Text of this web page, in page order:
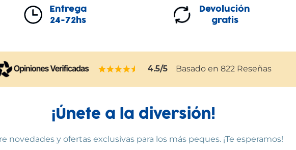
Entrega
24-72hs
Devolución
gratis
4.5/5 Basado en 822 Reseñas
¡Únete a la diversión!
novedades y ofertas exclusivas para los más peques. ¡Te esperamos!